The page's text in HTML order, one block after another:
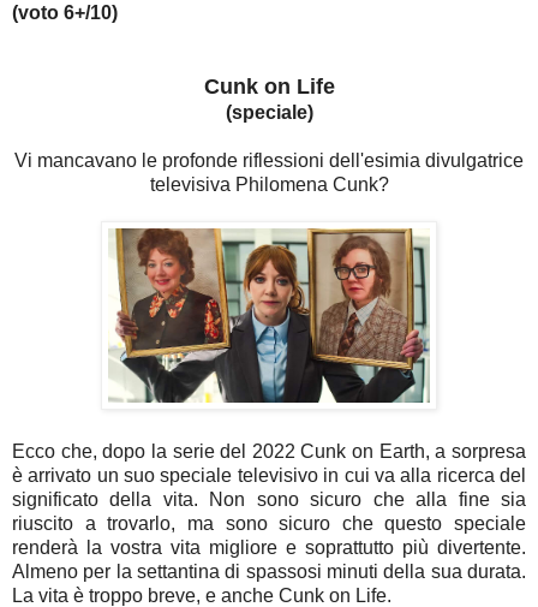
(voto 6+/10)
Cunk on Life
(speciale)
Vi mancavano le profonde riflessioni dell'esimia divulgatrice
televisiva Philomena Cunk?
Ecco che, dopo la serie del 2022 Cunk on Earth, a sorpresa
è arrivato un suo speciale televisivo in cui va alla ricerca del
significato della vita. Non sono sicuro che alla fine sia
riuscito a trovarlo, ma sono sicuro che questo speciale
renderà la vostra vita migliore e soprattutto più divertente.
Almeno per la settantina di spassosi minuti della sua durata.
La vita è troppo breve, e anche Cunk on Life.